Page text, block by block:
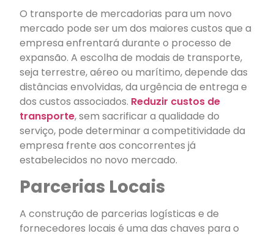
O transporte de mercadorias para um novo
mercado pode ser um dos maiores custos que a
empresa enfrentará durante o processo de
expansão. A escolha de modais de transporte,
seja terrestre, aéreo ou marítimo, depende das
distâncias envolvidas, da urgência de entrega e
dos custos associados. Reduzir custos de
transporte, sem sacrificar a qualidade do
serviço, pode determinar a competitividade da
empresa frente aos concorrentes já
estabelecidos no novo mercado.
Parcerias Locais
A construção de parcerias logísticas e de
fornecedores locais é uma das chaves para o